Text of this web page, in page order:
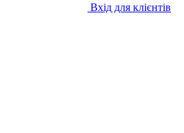
Вхід для клієнтів